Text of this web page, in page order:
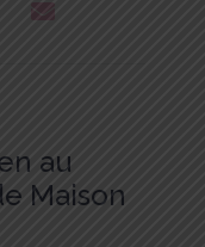
au
Maison